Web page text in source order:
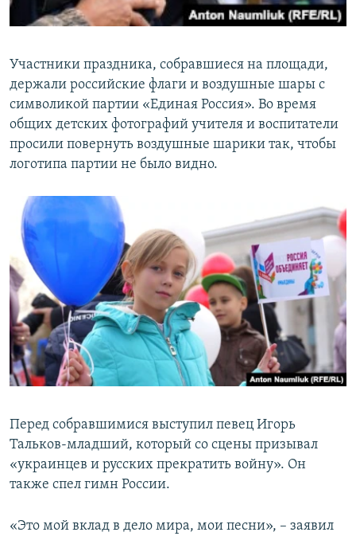
Участники праздника, собравшиеся на площади,
держали российские флаги и воздушные шары с
символикой партии «Единая Россия». Во время
общих детских фотографий учителя и воспитатели
просили повернуть воздушные шарики так, чтобы
логотипа партии не было видно.
Перед собравшимися выступил певец Игорь
Тальков-младший, который со сцены призывал
«украинцев и русских прекратить войну». Он
также спел гимн России.
«Это мой вклад в дело мира, мои песни», – заявил